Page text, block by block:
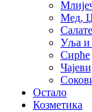
Мед,
Салате
Уља и
Сирће
Остало
Козметика